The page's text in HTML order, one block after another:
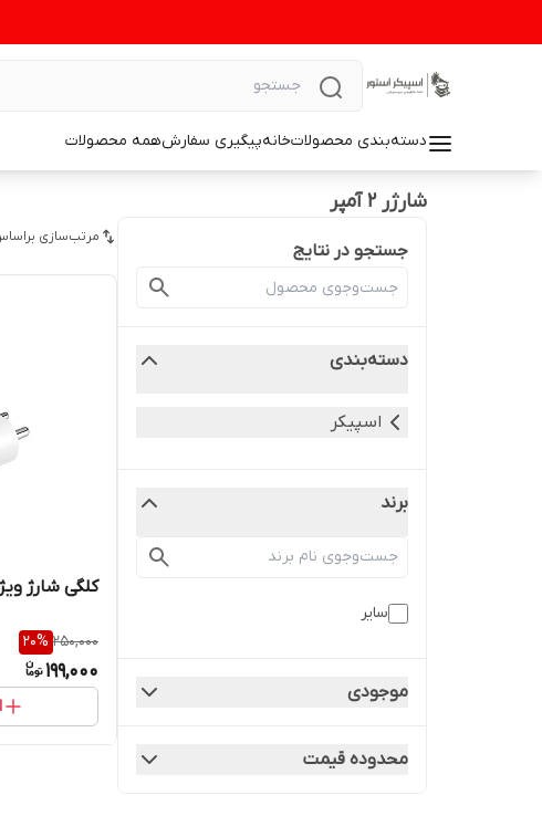
دسته‌بندی محصولاتخانهپیگیری سفارشهمه محصولات
شارژر 2 آمپر
جستجو در نتایج
دسته‌بندی
اسپیکر
برند
سایر
موجودی
محدوده قیمت
مرتب‌سازی
کلگی شارژ
250,000
20%
199,000